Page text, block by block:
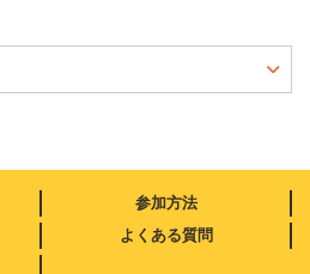
参加方法
よくある質問